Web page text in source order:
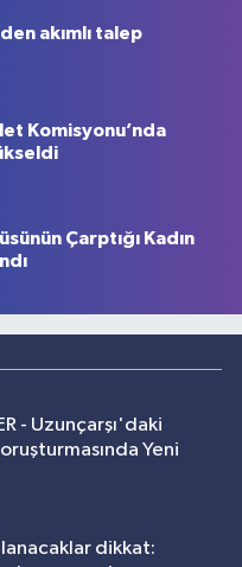
akımlı talep
Komisyonu’nda
Çarptığı Kadın
- Uzunçarşı'daki
Yeni
dikkat: